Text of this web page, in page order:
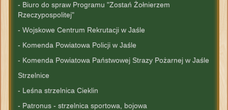
- Biuro do spraw Programu "Zostań Żołnierzem
Rzeczypospolitej"
- Wojskowe Centrum Rekrutacji w Jaśle
- Komenda Powiatowa Policji w Jaśle
- Komenda Powiatowa Państwowej Strazy Pożarnej w Jaśle
Strzelnice
- Leśna strzelnica Cieklin
- Patronus - strzelnica sportowa, bojowa